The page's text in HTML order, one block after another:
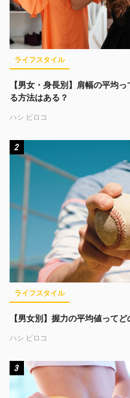
ライフスタイル
【男女・身長別】肩幅の平均
る方法はある？
ハシ ビロコ
2
ライフスタイル
【男女別】握力の平均値って
ハシ ビロコ
3